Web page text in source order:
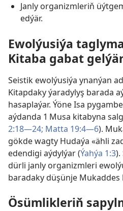
Janly organizmleriň
edýär.
Ewolýusiýa
Kitaba gabat
Seistik ewolýusiýa ynanýan
Kitapdaky ýaradylyş barada
hasaplaýar. Ýöne Isa
aýdanda 1 Musa kitabyna
2:18—24; Matta 19:4—6).
gökde wagty Hudaýa «ähli
edendigi aýdylýar (Ýahýa 1:3).
dürli janly organizmleri
baradaky düşünje Mukaddes
Ösümlikleriň